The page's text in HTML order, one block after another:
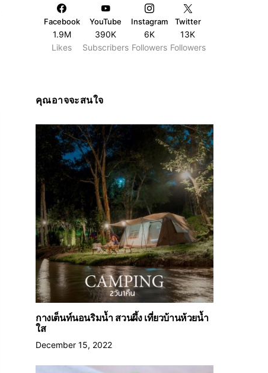
จังหวัดกระบี่
admin April 4, 2026
Spa เกาะลันตา
สงบในสระธรร
Facebook
1.9M
Likes
YouTube
390K
Subscribers
Instagram
6K
Followers
Twitter
13K
Followers
คุณอาจจะสนใจ
กางเต็นท์นอนริมน้ำ สวนผึ้ง เที่ยวบ้านห้วยน้ำ
ใส
December 15, 2022